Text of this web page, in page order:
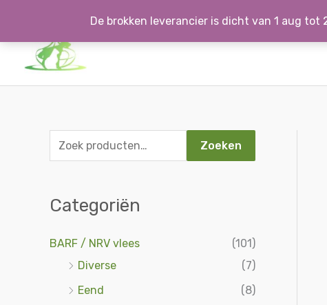
De brokken leverancier is dicht van 1 aug
inhoud
o
k
n
Zoeken
Categoriën
BARF / NRV vlees
(101)
Diverse
(7)
Eend
(8)